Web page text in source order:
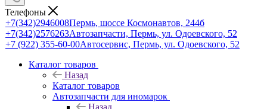
Телефоны
+7(342)2946008Пермь, шоссе Космонавтов, 244б
+7(342)2576263Автозапчасти, Пермь, ул. Одоевского, 52
+7 (922) 355-60-00Автосервис, Пермь, ул. Одоевского, 52
Каталог товаров
Назад
Каталог товаров
Автозапчасти для иномарок
Назад